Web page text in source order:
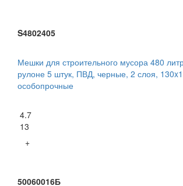
S4802405
Мешки для строительного мусора 480
рулоне 5 штук, ПВД, черные, 2 слоя,
особопрочные
4.7
13
+
50060016Б